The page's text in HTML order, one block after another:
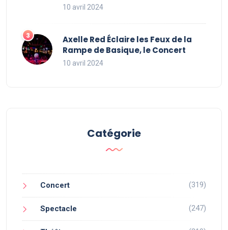
10 avril 2024
Axelle Red Éclaire les Feux de la
Rampe de Basique, le Concert
10 avril 2024
Catégorie
Concert (319)
Spectacle (247)